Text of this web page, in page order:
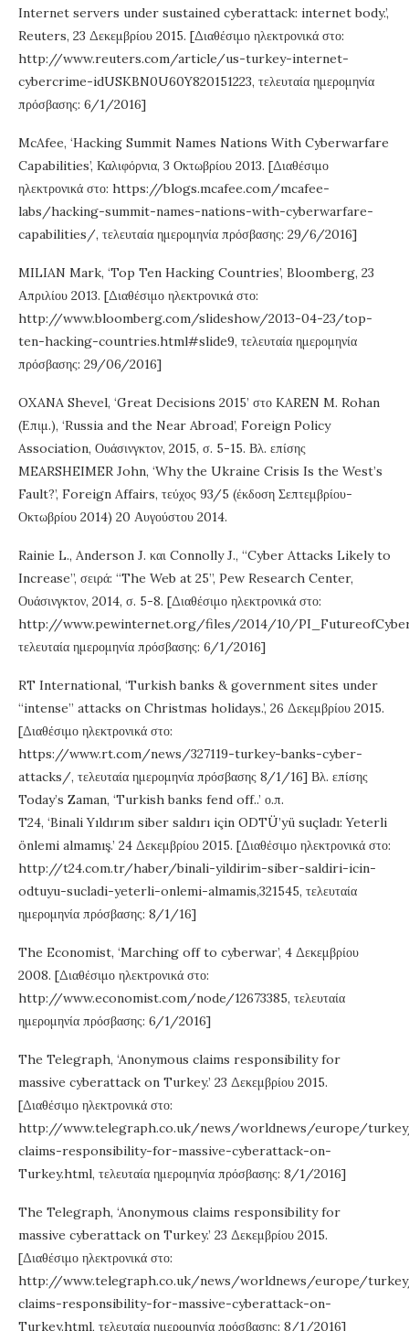
Internet servers under sustained cyberattack: internet body.’,
Reuters, 23 Δεκεμβρίου 2015. [Διαθέσιμο ηλεκτρονικά στο:
http://www.reuters.com/article/us-turkey-internet-
cybercrime-idUSKBN0U60Y820151223, τελευταία ημερομηνία
πρόσβασης: 6/1/2016]
McAfee, ‘Hacking Summit Names Nations With Cyberwarfare
Capabilities’, Καλιφόρνια, 3 Οκτωβρίου 2013. [Διαθέσιμο
ηλεκτρονικά στο: https://blogs.mcafee.com/mcafee-
labs/hacking-summit-names-nations-with-cyberwarfare-
capabilities/, τελευταία ημερομηνία πρόσβασης: 29/6/2016]
MILIAN Mark, ‘Top Ten Hacking Countries’, Bloomberg, 23
Απριλίου 2013. [Διαθέσιμο ηλεκτρονικά στο:
http://www.bloomberg.com/slideshow/2013-04-23/top-
ten-hacking-countries.html#slide9, τελευταία ημερομηνία
πρόσβασης: 29/06/2016]
OXANA Shevel, ‘Great Decisions 2015’ στο KAREN M. Rohan
(Επιμ.), ‘Russia and the Near Abroad’, Foreign Policy
Association, Ουάσινγκτον, 2015, σ. 5-15. Βλ. επίσης
MEARSHEIMER John, ‘Why the Ukraine Crisis Is the West’s
Fault?’, Foreign Affairs, τεύχος 93/5 (έκδοση Σεπτεμβρίου-
Οκτωβρίου 2014) 20 Αυγούστου 2014.
Rainie L., Anderson J. και Connolly J., “Cyber Attacks Likely to
Increase”, σειρά: “The Web at 25”, Pew Research Center,
Ουάσινγκτον, 2014, σ. 5-8. [Διαθέσιμο ηλεκτρονικά στο:
http://www.pewinternet.org/files/2014/10/
τελευταία ημερομηνία πρόσβασης: 6/1/2016]
RT International, ‘Turkish banks & government sites under
“intense’’ attacks on Christmas holidays.’, 26 Δεκεμβρίου 2015.
[Διαθέσιμο ηλεκτρονικά στο:
https://www.rt.com/news/327119-turkey-banks-cyber-
attacks/, τελευταία ημερομηνία πρόσβασης 8/1/16] Βλ. επίσης
Today’s Zaman, ‘Turkish banks fend off..’ ο.π.
T24, ‘Binali Yıldırım siber saldırı için ODTÜ’yü suçladı: Yeterli
önlemi almamış.’ 24 Δεκεμβρίου 2015. [Διαθέσιμο ηλεκτρονικά στο:
http://t24.com.tr/haber/binali-yildirim-siber-saldiri-icin-
odtuyu-sucladi-yeterli-onlemi-almamis,321545, τελευταία
ημερομηνία πρόσβασης: 8/1/16]
The Economist, ‘Marching off to cyberwar’, 4 Δεκεμβρίου
2008. [Διαθέσιμο ηλεκτρονικά στο:
http://www.economist.com/node/12673385, τελευταία
ημερομηνία πρόσβασης: 6/1/2016]
The Telegraph, ‘Anonymous claims responsibility for
massive cyberattack on Turkey.’ 23 Δεκεμβρίου 2015.
[Διαθέσιμο ηλεκτρονικά στο:
http://www.telegraph.co.uk/news/worldnews/europe/turkey/
claims-responsibility-for-massive-cyberattack-on-
Turkey.html, τελευταία ημερομηνία πρόσβασης: 8/1/2016]
The Telegraph, ‘Anonymous claims responsibility for
massive cyberattack on Turkey.’ 23 Δεκεμβρίου 2015.
[Διαθέσιμο ηλεκτρονικά στο:
http://www.telegraph.co.uk/news/worldnews/europe/turkey/
claims-responsibility-for-massive-cyberattack-on-
Turkey.html, τελευταία ημερομηνία πρόσβασης: 8/1/2016]